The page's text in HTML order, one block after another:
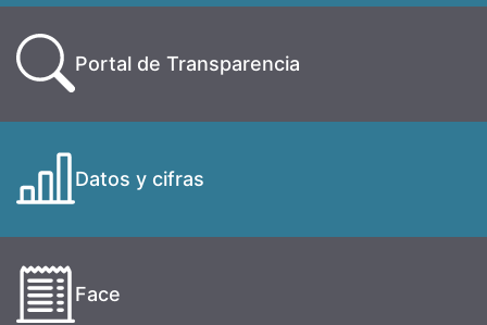
Portal de Transparencia
Datos y cifras
Face